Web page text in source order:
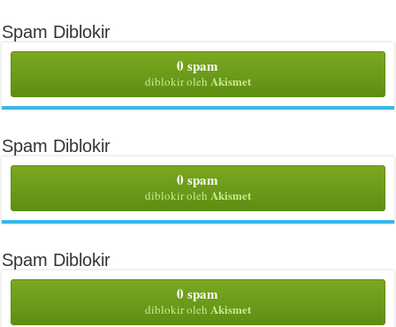
Spam Diblokir
0 spam
diblokir oleh Akismet
Spam Diblokir
0 spam
diblokir oleh Akismet
Spam Diblokir
0 spam
diblokir oleh Akismet